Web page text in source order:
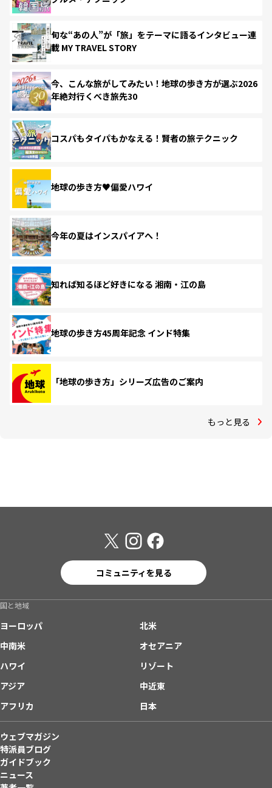
旬な“あの人”が「旅」をテーマに語るインタビュー連
載 MY TRAVEL STORY
今、こんな旅がしてみたい！地球の歩き方が選ぶ2026
年絶対行くべき旅先30
コスパもタイパもかなえる！賢者の旅テクニック
地球の歩き方♥偏愛ハワイ
今年の夏はインスパイアへ！
知れば知るほど好きになる 湘南・江の島
地球の歩き方45周年記念 インド特集
「地球の歩き方」シリーズ広告のご案内
もっと見る
コミュニティを見る
国と地域
ヨーロッパ
北米
中南米
オセアニア
ハワイ
リゾート
アジア
中近東
アフリカ
日本
ウェブマガジン
特派員ブログ
ガイドブック
ニュース